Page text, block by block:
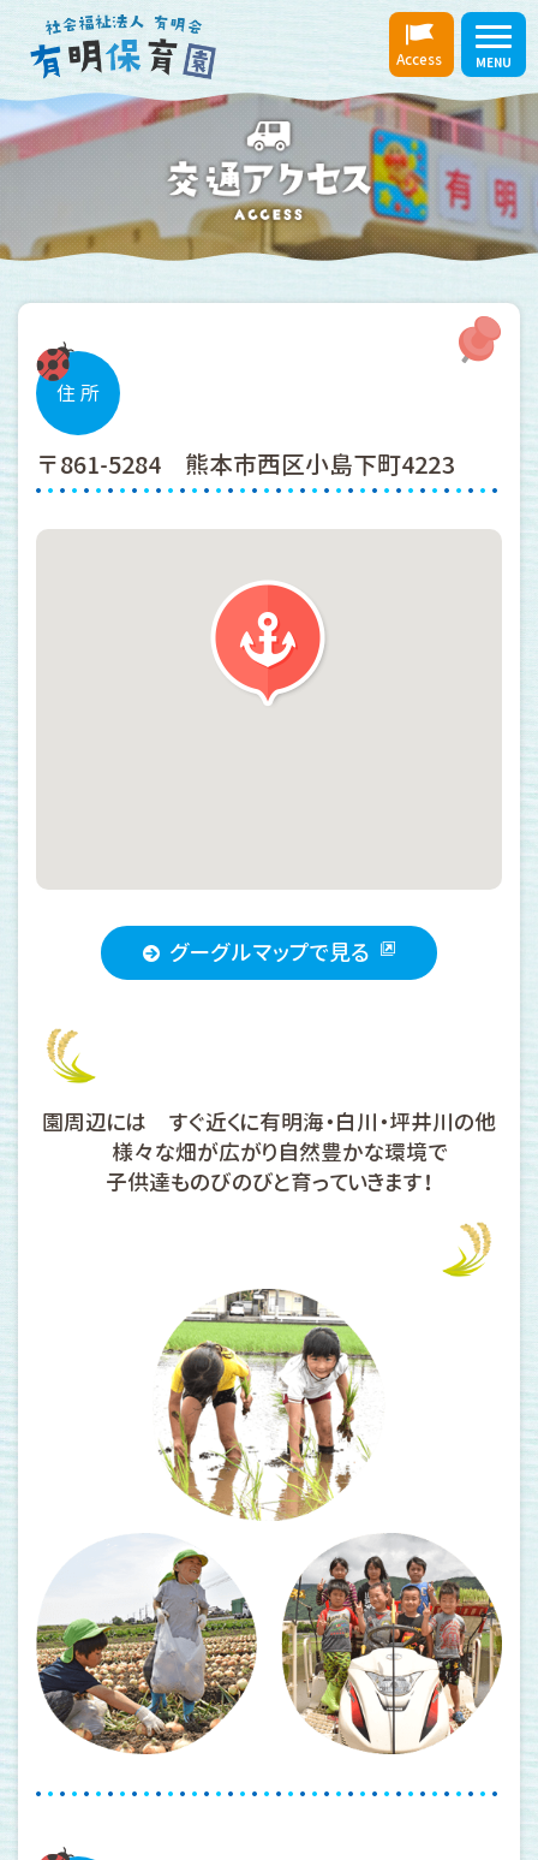
Access
住 所
〒861-5284 熊本市西区小島下町4223
グーグルマップで見る
園周辺には すぐ近くに有明海・白川・坪井川の他
様々な畑が広がり自然豊かな環境で
子供達ものびのびと育っていきます！
MENU